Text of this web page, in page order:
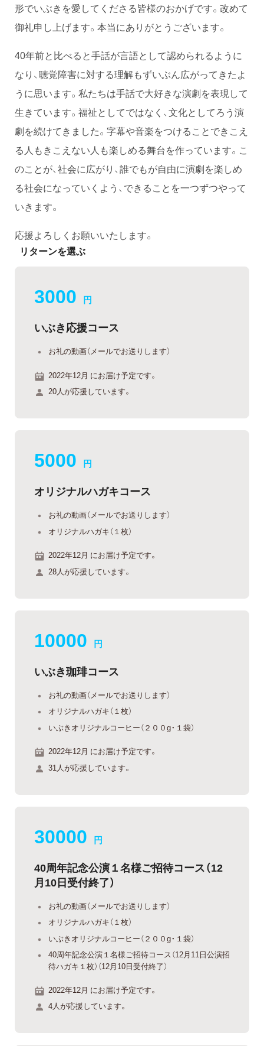
形でいぶきを愛してくださる皆様のおかげです。改めて
御礼申し上げます。本当にありがとうございます。
40年前と比べると手話が言語として認められるように
なり、聴覚障害に対する理解もずいぶん広がってきたよ
うに思います。私たちは手話で大好きな演劇を表現して
生きています。福祉としてではなく、文化としてろう演
劇を続けてきました。字幕や音楽をつけることできこえ
る人もきこえない人も楽しめる舞台を作っています。こ
のことが、社会に広がり、誰でもが自由に演劇を楽しめ
る社会になっていくよう、できることを一つずつやって
いきます。
応援よろしくお願いいたします。
リターンを選ぶ
3000 円
いぶき応援コース
お礼の動画（メールでお送りします）
2022年12月 にお届け予定です。
20人が応援しています。
5000 円
オリジナルハガキコース
お礼の動画（メールでお送りします）
オリジナルハガキ（１枚）
2022年12月 にお届け予定です。
28人が応援しています。
10000 円
いぶき珈琲コース
お礼の動画（メールでお送りします）
オリジナルハガキ（１枚）
いぶきオリジナルコーヒー（２００g・１袋）
2022年12月 にお届け予定です。
31人が応援しています。
30000 円
40周年記念公演１名様ご招待コース（12
月10日受付終了）
お礼の動画（メールでお送りします）
オリジナルハガキ（１枚）
いぶきオリジナルコーヒー（２００g・１袋）
40周年記念公演１名様ご招待コース（12月11日公演招
待ハガキ１枚）（12月10日受付終了）
2022年12月 にお届け予定です。
4人が応援しています。